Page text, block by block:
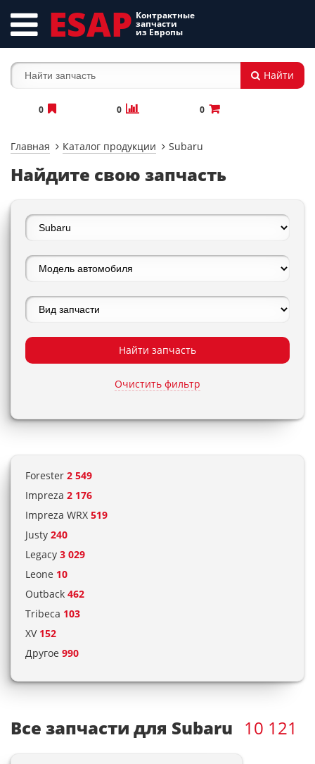
ESAP Контрактные
запчасти
из Европы
Найти
0 0 0
Главная Каталог продукции Subaru
Найдите свою запчасть
Найти запчасть
Очистить фильтр
Forester 2 549
Impreza 2 176
Impreza WRX 519
Justy 240
Legacy 3 029
Leone 10
Outback 462
Tribeca 103
XV 152
Другое 990
Все запчасти для Subaru 10 121